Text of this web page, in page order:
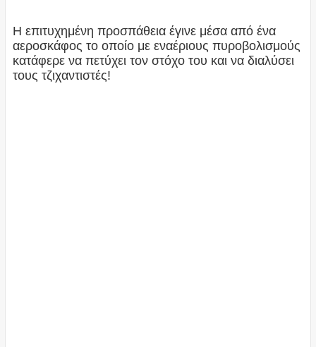
Η επιτυχημένη προσπάθεια έγινε μέσα από ένα
αεροσκάφος το οποίο με εναέριους πυροβολισμούς
κατάφερε να πετύχει τον στόχο του και να διαλύσει
τους τζιχαντιστές!